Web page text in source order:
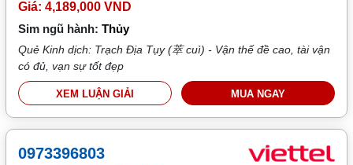
Giá: 4,189,000 VND
Sim ngũ hành:Thủy
Quẻ Kinh dịch: Trạch Địa Tụy (萃 cuì) - Vận thế đề cao, tài vận
có đủ, vạn sự tốt đẹp
XEM LUẬN GIẢI MUA NGAY
0973396803